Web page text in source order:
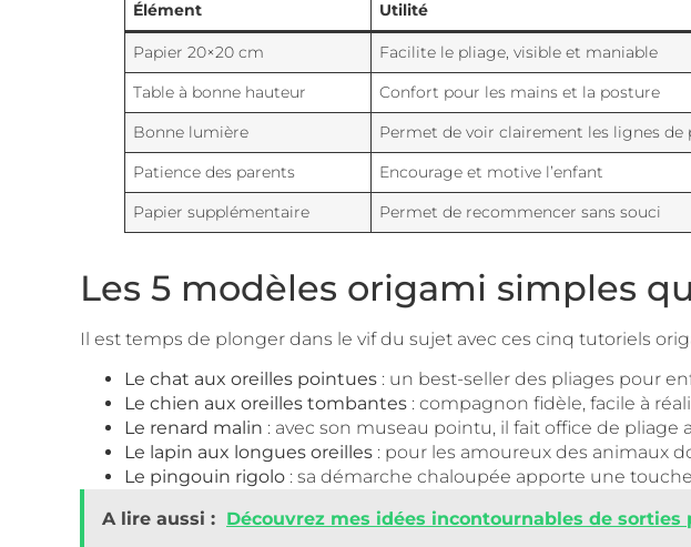
Élément Utilité
Papier 20×20 cm Facilite le pliage, visible et maniable
Table à bonne hauteur
Confort pour les mains et la posture
Bonne lumière
Permet de voir clairement les lignes de
Patience des parents
Encourage et motive l’enfant
Papier supplémentaire
Permet de recommencer sans souci
Les 5 modèles origami simples
Il est temps de plonger dans le vif du sujet avec ces cinq tutoriels
Le chat aux oreilles pointues : un best-seller des pliages pour
Le chien aux oreilles tombantes : compagnon fidèle, facile à
Le renard malin : avec son museau pointu, il fait office de pliage
Le lapin aux longues oreilles : pour les amoureux des animaux
Le pingouin rigolo : sa démarche chaloupée apporte une
A lire aussi : Découvrez mes idées incontournables de sorties